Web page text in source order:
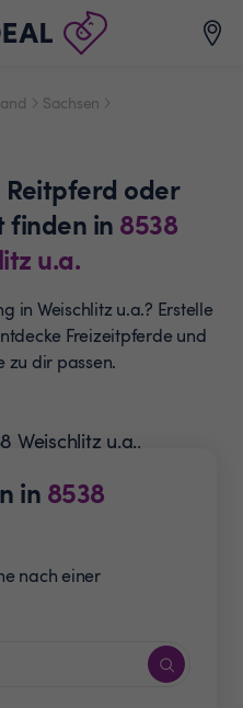
Sachsen
Reitpferd oder
finden in 8538
u.a.
in Weischlitz u.a.? Erstelle
Freizeitpferde und
zu dir passen.
in 8538
nach einer